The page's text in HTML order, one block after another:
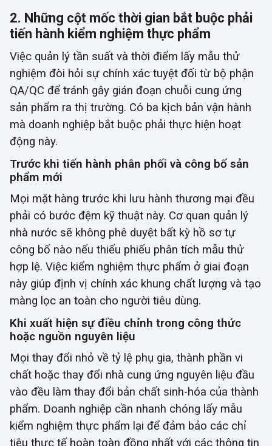
2. Những cột mốc thời gian bắt buộc phải
tiến hành kiểm nghiệm thực phẩm
Việc quản lý tần suất và thời điểm lấy mẫu thử
nghiệm đòi hỏi sự chính xác tuyệt đối từ bộ phận
QA/QC để tránh gây gián đoạn chuỗi cung ứng
sản phẩm ra thị trường. Có ba kịch bản vận hành
mà doanh nghiệp bắt buộc phải thực hiện hoạt
động này.
Trước khi tiến hành phân phối và công bố sản
phẩm mới
Mọi mặt hàng trước khi lưu hành thương mại đều
phải có bước đệm kỹ thuật này. Cơ quan quản lý
nhà nước sẽ không phê duyệt bất kỳ hồ sơ tự
công bố nào nếu thiếu phiếu phân tích mẫu thử
hợp lệ. Việc kiểm nghiệm thực phẩm ở giai đoạn
này giúp định vị chính xác khung chất lượng và tạo
màng lọc an toàn cho người tiêu dùng.
Khi xuất hiện sự điều chỉnh trong công thức
hoặc nguồn nguyên liệu
Mọi thay đổi nhỏ về tỷ lệ phụ gia, thành phần vi
chất hoặc thay đổi nhà cung ứng nguyên liệu đầu
vào đều làm thay đổi bản chất sinh-hóa của thành
phẩm. Doanh nghiệp cần nhanh chóng lấy mẫu
kiểm nghiệm thực phẩm lại để đảm bảo các chỉ
tiêu thực tế hoàn toàn đồng nhất với các thông tin